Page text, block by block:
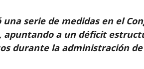
serie de medidas en el
apuntando a un déficit
durante la administración